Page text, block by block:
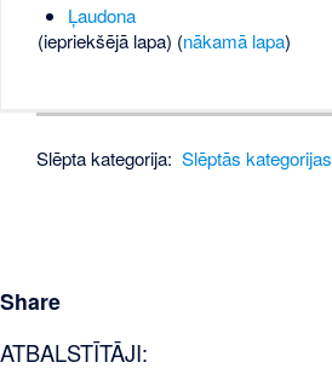
Ļaudona
(iepriekšējā lapa) (nākamā lapa)
Slēpta kategorija: Slēptās kategorijas
Share
ATBALSTĪTĀJI: